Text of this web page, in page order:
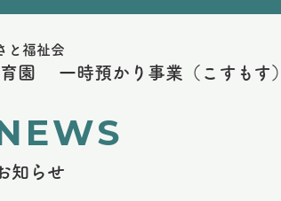
と福祉会
園 一時預かり事業（こすもす）
知らせ